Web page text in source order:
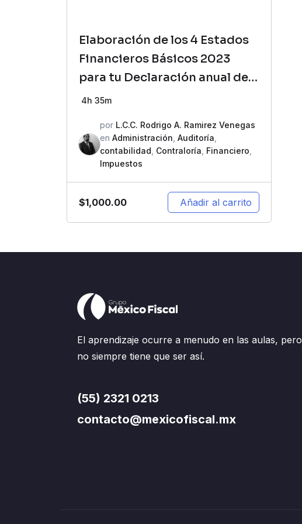
Elaboración de los 4 Estados
Financieros Básicos 2023
para tu Declaración anual de
PM
4h 35m
por L.C.C. Rodrigo A. Ramirez Venegas
en Administración Auditoría
contabilidad Contraloría Financiero
Impuestos
$1,000.00 Añadir al carrito
El aprendizaje ocurre a menudo en las aulas, pero
no siempre tiene que ser así.
(55) 2321 0213
contacto@mexicofiscal.mx